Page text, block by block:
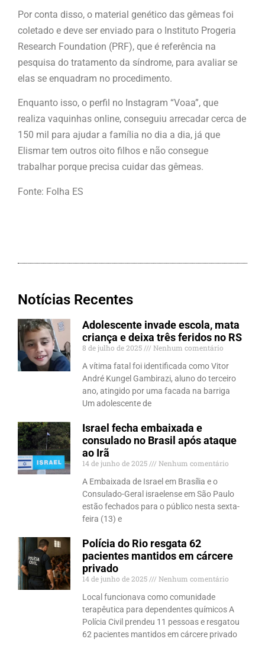
Por conta disso, o material genético das gêmeas foi
coletado e deve ser enviado para o Instituto Progeria
Research Foundation (PRF), que é referência na
pesquisa do tratamento da síndrome, para avaliar se
elas se enquadram no procedimento.
Enquanto isso, o perfil no Instagram “Voaa”, que
realiza vaquinhas online, conseguiu arrecadar cerca de
150 mil para ajudar a família no dia a dia, já que
Elismar tem outros oito filhos e não consegue
trabalhar porque precisa cuidar das gêmeas.
Fonte: Folha ES
Notícias Recentes
Adolescente invade escola, mata
criança e deixa três feridos no RS
8 de julho de 2025
Nenhum comentário
A vítima fatal foi identificada como Vitor
André Kungel Gambirazi, aluno do terceiro
ano, atingido por uma facada na barriga
Um adolescente de
Israel fecha embaixada e
consulado no Brasil após ataque
ao Irã
14 de junho de 2025
Nenhum comentário
A Embaixada de Israel em Brasília e o
Consulado-Geral israelense em São Paulo
estão fechados para o público nesta sexta-
feira (13) e
Polícia do Rio resgata 62
pacientes mantidos em cárcere
privado
14 de junho de 2025
Nenhum comentário
Local funcionava como comunidade
terapêutica para dependentes químicos A
Polícia Civil prendeu 11 pessoas e resgatou
62 pacientes mantidos em cárcere privado